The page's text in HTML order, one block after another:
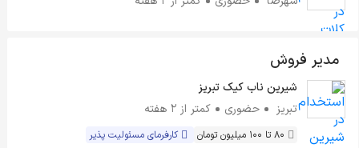
مدیر فروش
شیرین ناب کیک تبریز
تبریز
حضوری کمتر از ۲ هفته
80 تا 100 میلیون تومان کارفرمای مسئولیت پذیر